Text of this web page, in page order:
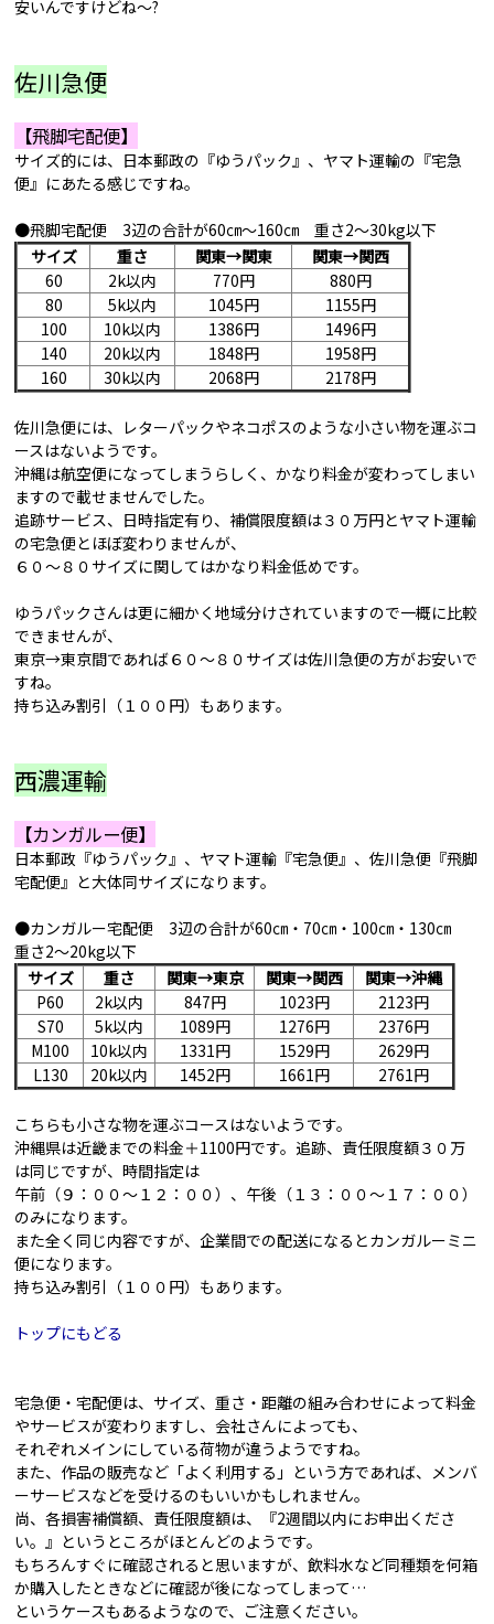
安いんですけどね～?
佐川急便
【飛脚宅配便】
サイズ的には、日本郵政の『ゆうパック』、ヤマト運輸の『宅急
便』にあたる感じですね。
●飛脚宅配便 3辺の合計が60㎝～160㎝ 重さ2～30kg以下
サイズ
重さ 関東→関東
関東→関西
60
2k以内 770円
880円
80
5k以内 1045円
1155円
100
10k以内 1386円
1496円
140
20k以内 1848円
1958円
160
30k以内 2068円 2178円
佐川急便には、レターパックやネコポスのような小さい物を運ぶコ
ースはないようです。
沖縄は航空便になってしまうらしく、かなり料金が変わってしまい
ますので載せませんでした。
追跡サービス、日時指定有り、補償限度額は３０万円とヤマト運輸
の宅急便とほぼ変わりませんが、
６０～８０サイズに関してはかなり料金低めです。
ゆうパックさんは更に細かく地域分けされていますので一概に比較
できませんが、
東京→東京間であれば６０～８０サイズは佐川急便の方がお安いで
すね。
持ち込み割引（１００円）もあります。
西濃運輸
【カンガルー便】
日本郵政『ゆうパック』、ヤマト運輸『宅急便』、佐川急便『飛脚
宅配便』と大体同サイズになります。
●カンガルー宅配便 3辺の合計が60㎝・70㎝・100㎝・130㎝
重さ2～20kg以下
サイズ
重さ 関東→東京 関東→関西
関東→沖縄
P60
2k以内 847円 1023円
2123円
S70
5k以内 1089円 1276円
2376円
M100
10k以内 1331円 1529円
2629円
L130
20k以内 1452円 1661円 2761円
こちらも小さな物を運ぶコースはないようです。
沖縄県は近畿までの料金＋1100円です。追跡、責任限度額３０万
は同じですが、時間指定は
午前（９：００～１２：００）、午後（１３：００～１７：００）
のみになります。
また全く同じ内容ですが、企業間での配送になるとカンガルーミニ
便になります。
持ち込み割引（１００円）もあります。
トップにもどる
宅急便・宅配便は、サイズ、重さ・距離の組み合わせによって料金
やサービスが変わりますし、会社さんによっても、
それぞれメインにしている荷物が違うようですね。
また、作品の販売など「よく利用する」という方であれば、メンバ
ーサービスなどを受けるのもいいかもしれません。
尚、各損害補償額、責任限度額は、『2週間以内にお申出くださ
い。』というところがほとんどのようです。
もちろんすぐに確認されると思いますが、飲料水など同種類を何箱
か購入したときなどに確認が後になってしまって…
というケースもあるようなので、ご注意ください。